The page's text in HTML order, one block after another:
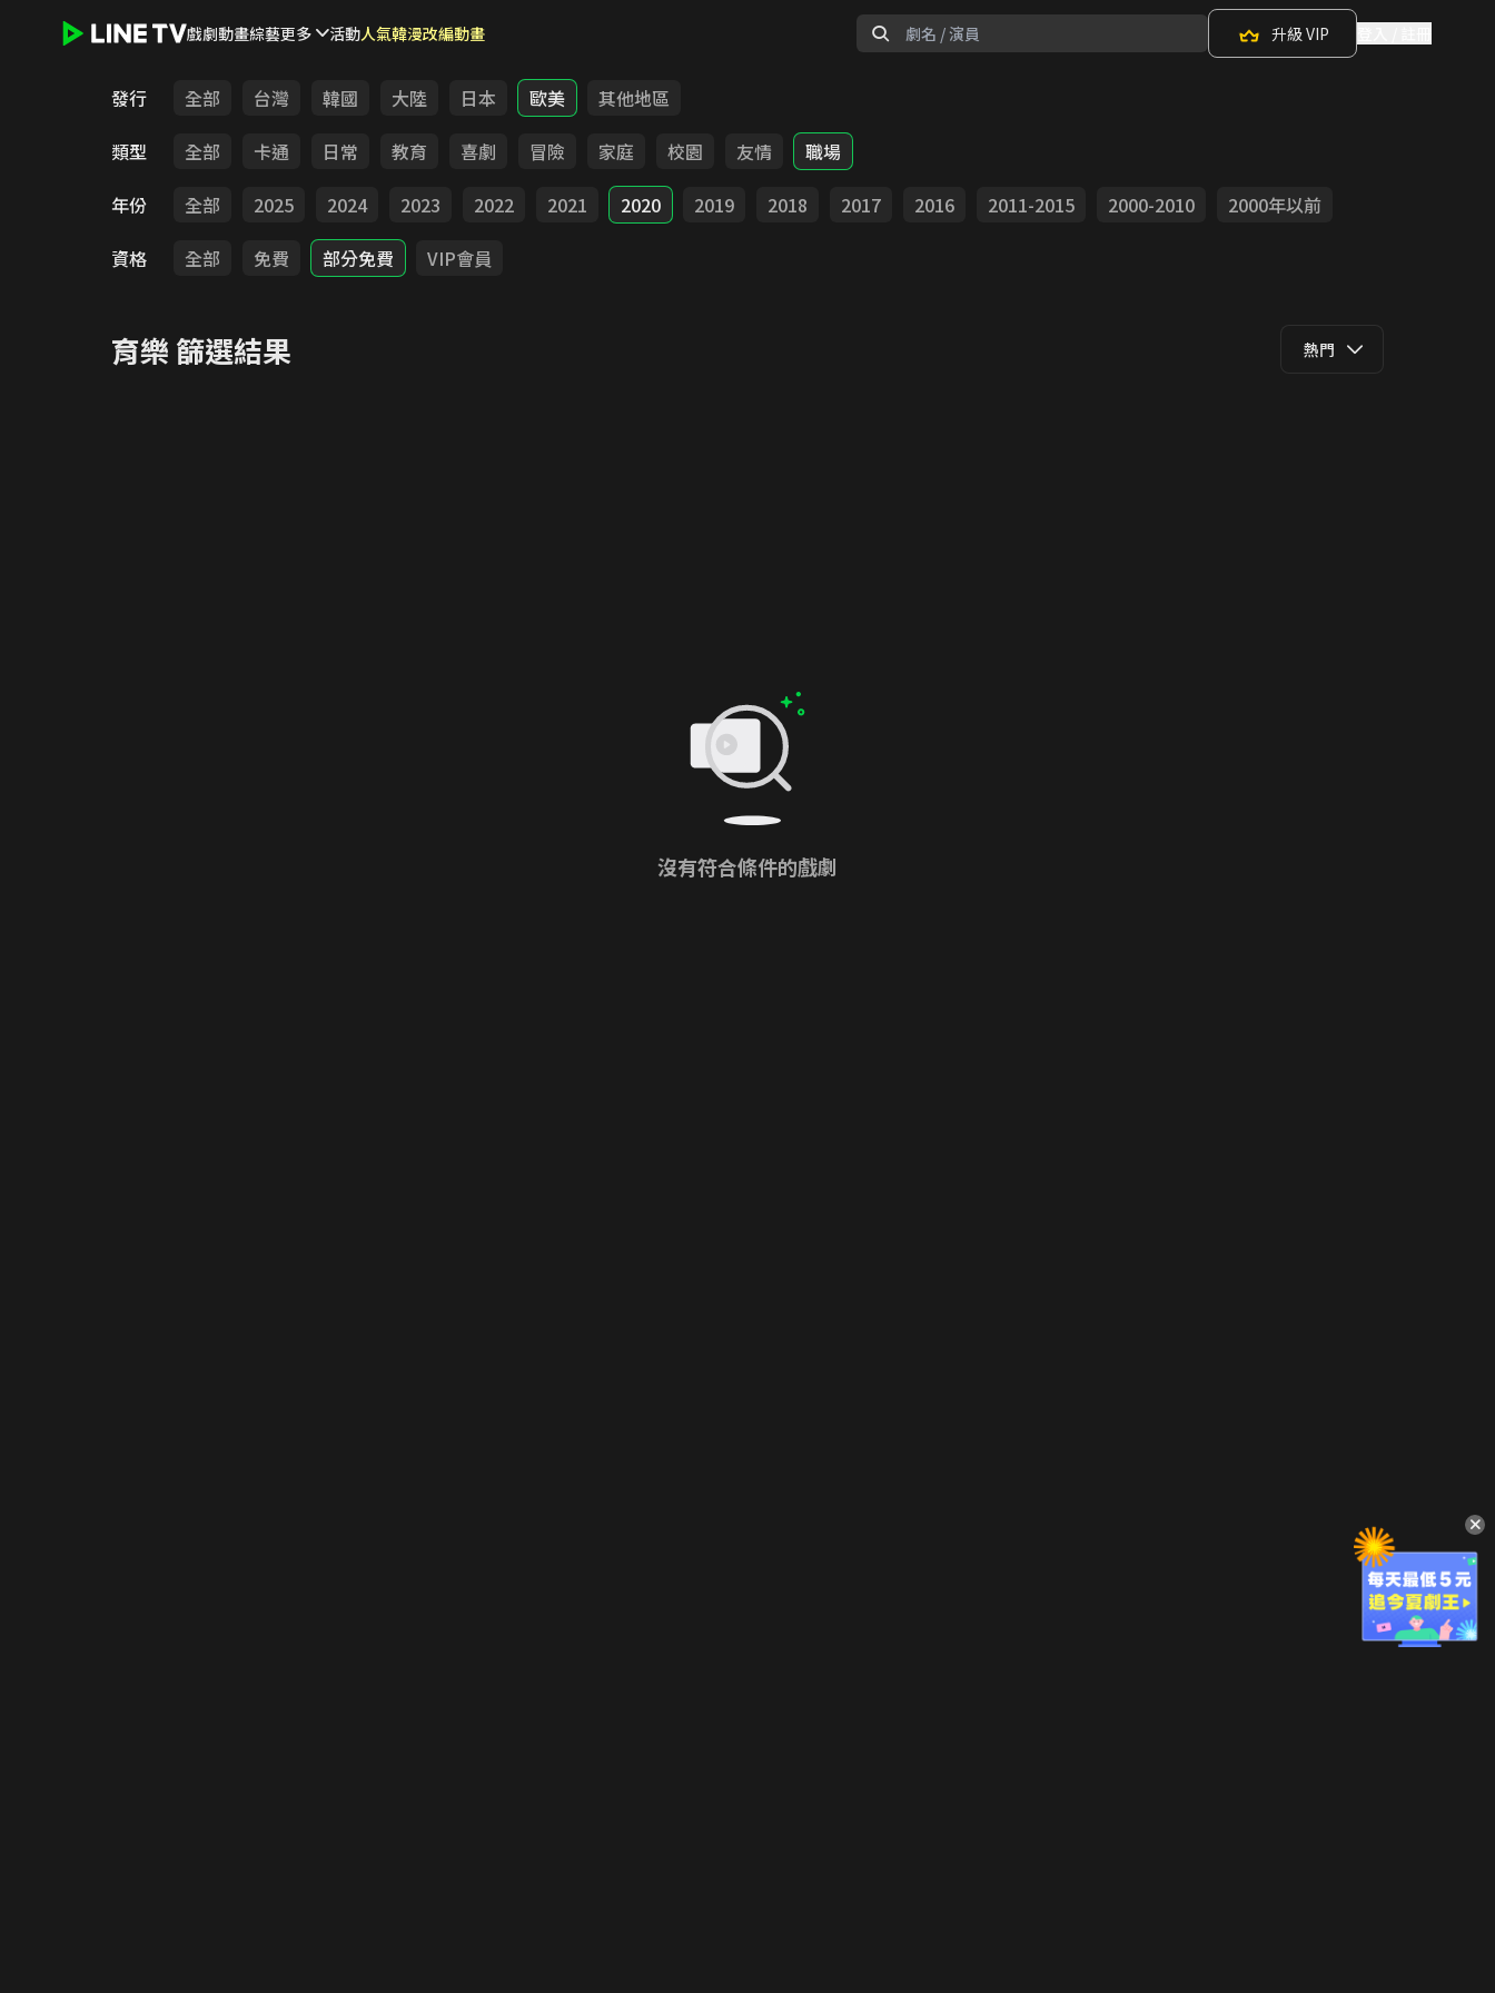
戲劇動畫綜藝更多 活動人氣韓漫改編動畫 升級 VIP
發行 全部 台灣 韓國 大陸 日本 歐美
其他地區
類型
全部 卡通 日常 教育 喜劇 冒險 家庭 校園 友情
職場
年份
全部 2025 2024 2023 2022 2021 2020 2019 2018 2017 2016 2011-2015 2000-2010
2000年以前
資格
全部 免費 部分免費 VIP會員
育樂 篩選結果 熱門
沒有符合條件的戲劇